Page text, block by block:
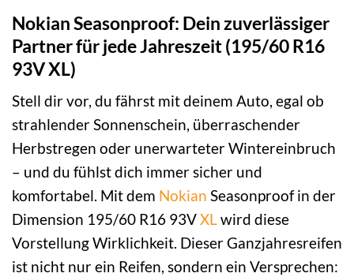
Nokian Seasonproof: Dein zuverlässiger
Partner für jede Jahreszeit (195/60 R16
93V XL)
Stell dir vor, du fährst mit deinem Auto, egal ob
strahlender Sonnenschein, überraschender
Herbstregen oder unerwarteter Wintereinbruch
– und du fühlst dich immer sicher und
komfortabel. Mit dem Nokian Seasonproof in der
Dimension 195/60 R16 93VXLwird diese
Vorstellung Wirklichkeit. Dieser Ganzjahresreifen
ist nicht nur ein Reifen, sondern ein Versprechen: